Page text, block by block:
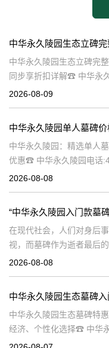
中华永久陵园生态立碑完
同步享折扣详解☎ 中华永
5063中华永久陵园作为国
2026-08-09
中华永久陵园：精选单人
优惠☎ 中华永久陵园电话
永久陵园，作为国内知名
2026-08-08
在现代社会，人们对身后
视，而墓碑作为逝者最后
与设计也变得尤为重要。
和
2026-08-08
中华永久陵园生态墓碑特
经济、个性化选择☎ 中华
838-5063随着人们对身后